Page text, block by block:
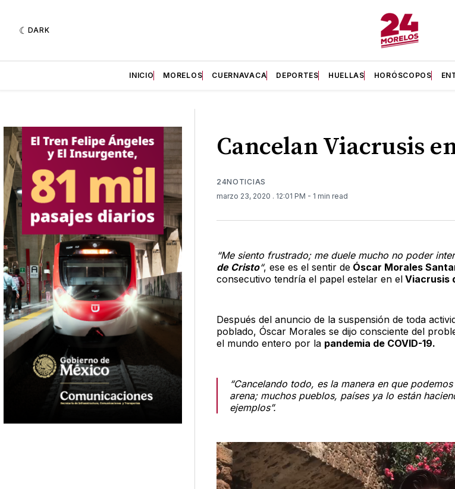
DARK
INICIO MORELOS CUERNAVACA DEPORTES HUELLAS HORÓSCOPOS
Cancelan Viacrusis
24NOTICIAS
marzo 23, 2020 . 12:01 PM - 1 min read
“Me siento frustrado; me duele mucho no poder
de Cristo“, ese es el sentir deÓscar Morales
consecutivo tendría el papel estelar en elViacrusis
Después del anuncio de la suspensión de toda
poblado, Óscar Morales se dijo consciente del
el mundo entero por la pandemia de COVID-19.
“Cancelando todo, es la manera en que
arena; muchos pueblos, países ya lo están
ejemplos”.